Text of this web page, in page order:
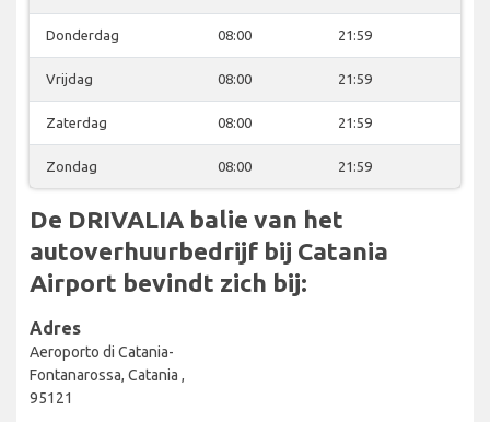
Donderdag 08:00 21:59
Vrijdag 08:00 21:59
Zaterdag 08:00 21:59
Zondag 08:00 21:59
De DRIVALIA balie van het
autoverhuurbedrijf bij Catania
Airport bevindt zich bij:
Adres
Aeroporto di Catania-
Fontanarossa, Catania ,
95121